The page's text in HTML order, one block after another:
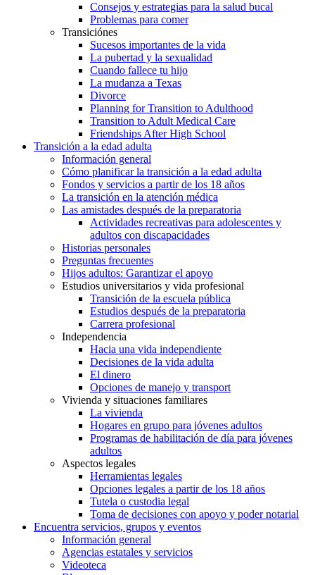
Consejos y estrategias para la salud bucal
Problemas para comer
Transiciónes
Sucesos importantes de la vida
La pubertad y la sexualidad
Cuando fallece tu hijo
La mudanza a Texas
Divorce
Planning for Transition to Adulthood
Transition to Adult Medical Care
Friendships After High School
Transición a la edad adulta
Información general
Cómo planificar la transición a la edad adulta
Fondos y servicios a partir de los 18 años
La transición en la atención médica
Las amistades después de la preparatoria
Actividades recreativas para adolescentes y
adultos con discapacidades
Historias personales
Preguntas frecuentes
Hijos adultos: Garantizar el apoyo
Estudios universitarios y vida profesional
Transición de la escuela pública
Estudios después de la preparatoria
Carrera profesional
Independencia
Hacia una vida independiente
Decisiones de la vida adulta
El dinero
Opciones de manejo y transport
Vivienda y situaciones familiares
La vivienda
Hogares en grupo para jóvenes adultos
Programas de habilitación de día para jóvenes
adultos
Aspectos legales
Herramientas legales
Opciones legales a partir de los 18 años
Tutela o custodia legal
Toma de decisiones con apoyo y poder notarial
Encuentra servicios, grupos y eventos
Información general
Agencias estatales y servicios
Videoteca